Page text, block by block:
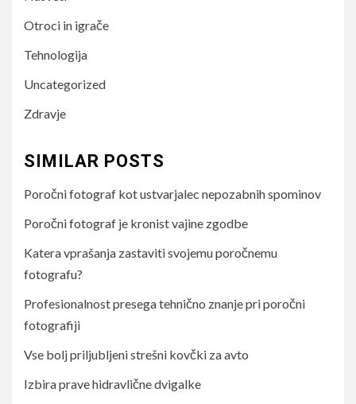
Otroci in igrače
Tehnologija
Uncategorized
Zdravje
SIMILAR POSTS
Poročni fotograf kot ustvarjalec nepozabnih spominov
Poročni fotograf je kronist vajine zgodbe
Katera vprašanja zastaviti svojemu poročnemu
fotografu?
Profesionalnost presega tehnično znanje pri poročni
fotografiji
Vse bolj priljubljeni strešni kovčki za avto
Izbira prave hidravlične dvigalke